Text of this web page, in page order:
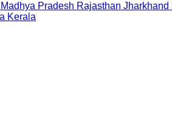
Madhya Pradesh Rajasthan Jharkhand
Kerala